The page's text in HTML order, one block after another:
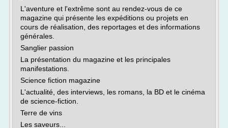
L'aventure et l'extrême sont au rendez-vous de ce
magazine qui présente les expéditions ou projets en
cours de réalisation, des reportages et des informations
générales.
Sanglier passion
La présentation du magazine et les principales
manifestations.
Science fiction magazine
L'actualité, des interviews, les romans, la BD et le cinéma
de science-fiction.
Terre de vins
Les saveurs...